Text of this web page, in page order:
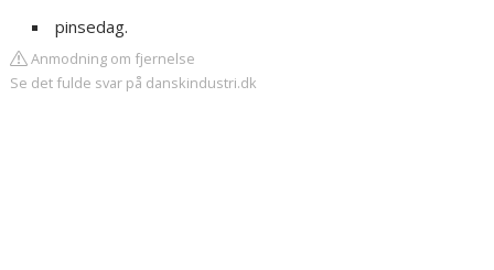
pinsedag.
Anmodning om fjernelse
Se det fulde svar på danskindustri.dk